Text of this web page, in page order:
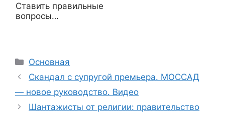
Ставить правильные
вопросы…
Рубрики
Основная
Скандал с супругой премьера. МОССАД
— новое руководство. Видео
Шантажисты от религии: правительство